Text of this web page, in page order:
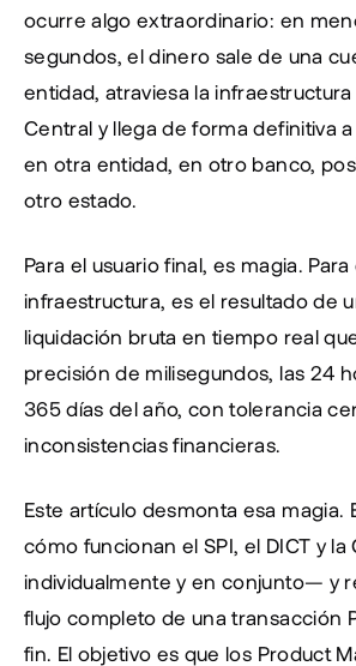
ocurre algo extraordinario: en
segundos, el dinero sale de una
entidad, atraviesa la
Central y llega de forma definitiva
en otra entidad, en otro banco,
otro estado.
Para el usuario final, es magia.
infraestructura, es el resultado de
liquidación bruta en tiempo real
precisión de milisegundos, las 24
365 días del año, con tolerancia
inconsistencias financieras.
Este artículo desmonta esa magia.
cómo funcionan el SPI, el DICT y
individualmente y en conjunto— y
flujo completo de una transacción
fin. El objetivo es que los Product